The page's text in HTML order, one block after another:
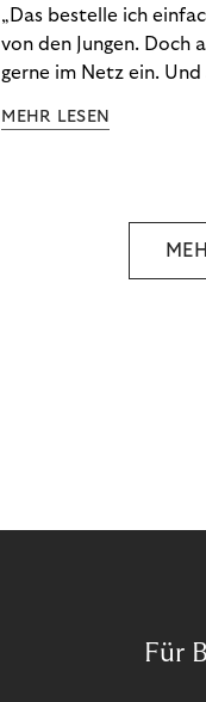
„Das bestelle ich
von den Jungen. Doch
gerne im Netz ein. Und
von der Generation Z.
MEHR LESEN
Für